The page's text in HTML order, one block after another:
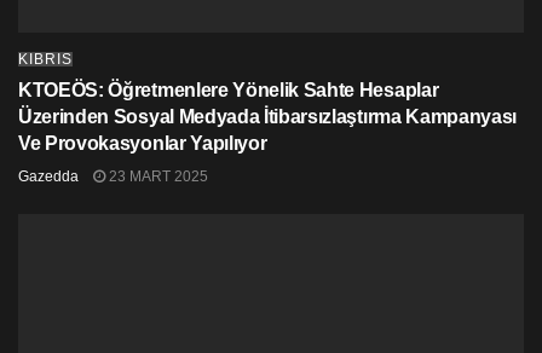
KIBRIS
KTOEÖS: Öğretmenlere Yönelik Sahte Hesaplar
Üzerinden Sosyal Medyada İtibarsızlaştırma Kampanyası
Ve Provokasyonlar Yapılıyor
Gazedda 23 MART 2025